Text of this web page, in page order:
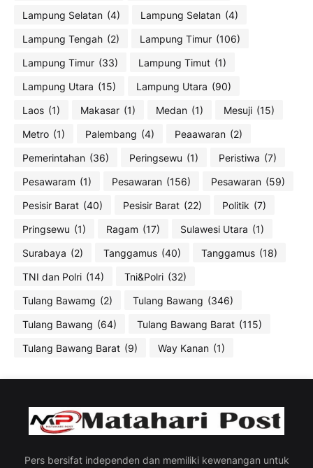
Lampung Selatan (4) Lampung Selatan (4)
Lampung Tengah (2) Lampung Timur (106)
Lampung Timur (33) Lampung Timut (1)
Lampung Utara (15) Lampung Utara (90)
Laos (1) Makasar (1) Medan (1) Mesuji (15)
Metro (1) Palembang (4) Peaawaran (2)
Pemerintahan (36) Peringsewu (1) Peristiwa (7)
Pesawaram (1) Pesawaran (156) Pesawaran (59)
Pesisir Barat (40) Pesisir Barat (22) Politik (7)
Pringsewu (1) Ragam (17) Sulawesi Utara (1)
Surabaya (2) Tanggamus (40) Tanggamus (18)
TNI dan Polri (14) Tni&Polri (32)
Tulang Bawamg (2) Tulang Bawang (346)
Tulang Bawang (64) Tulang Bawang Barat (115)
Tulang Bawang Barat (9) Way Kanan (1)
Pers bersifat independen dan memiliki kewenangan untuk